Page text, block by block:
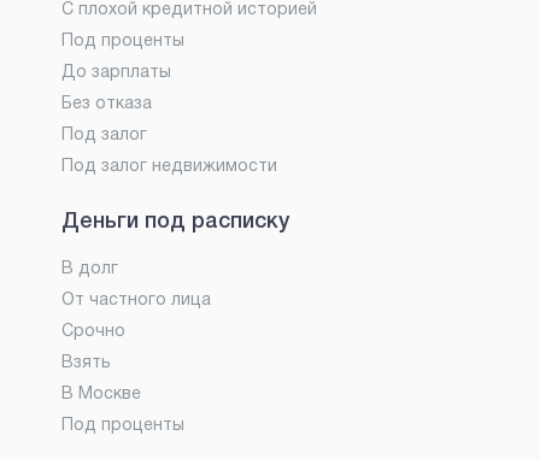
С плохой кредитной историей
Под проценты
До зарплаты
Без отказа
Под залог
Под залог недвижимости
Деньги под расписку
В долг
От частного лица
Срочно
Взять
В Москве
Под проценты